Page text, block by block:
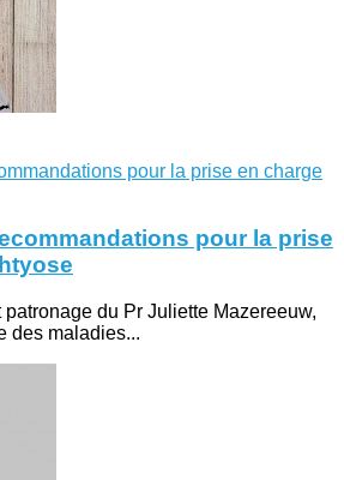
pour la prise
du Pr Juliette Mazereeuw,
des maladies...